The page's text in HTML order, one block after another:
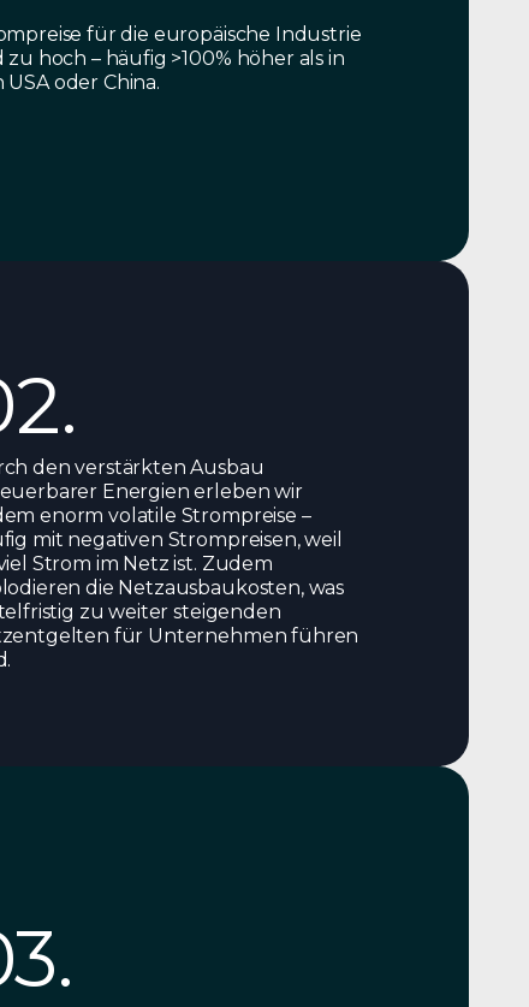
für die europäische Industrie
zu hoch – häufig >100% höher als in
USA oder China.
den verstärkten Ausbau
Energien erleben wir
enorm volatile Strompreise –
mit negativen Strompreisen, weil
Strom im Netz ist. Zudem
die Netzausbaukosten, was
zu weiter steigenden
für Unternehmen führen